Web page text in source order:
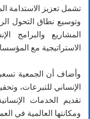
تشمل تعزيز الاستدامة
وتوسيع نطاق التحول
المشاريع والبرامج
الاستراتيجية مع
وأضاف أن الجمعية
الإنساني للتبرعات،
تقديم الخدمات
ومكانتها العالمية في